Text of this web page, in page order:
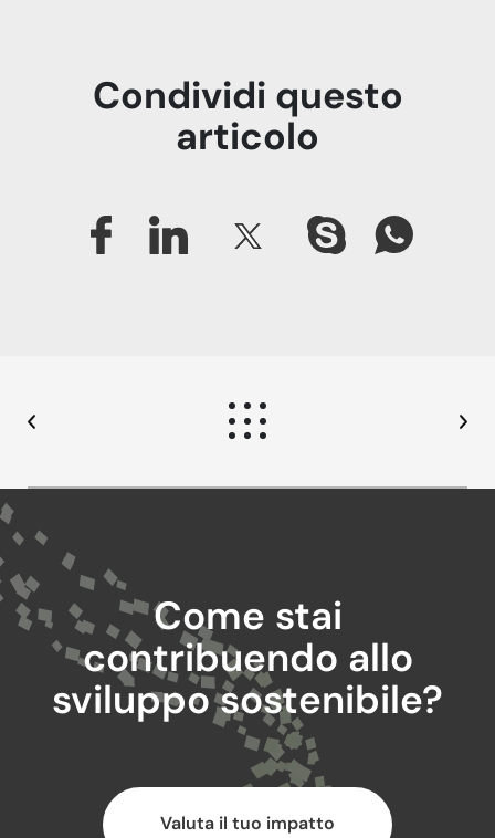
Condividi questo
articolo
Come stai
contribuendo allo
sviluppo sostenibile?
Valuta il tuo impatto